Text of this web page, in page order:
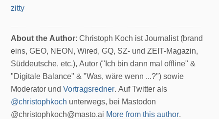
zitty
About the Author: Christoph Koch ist Journalist (brand
eins, GEO, NEON, Wired, GQ, SZ- und ZEIT-Magazin,
Süddeutsche, etc.), Autor ("Ich bin dann mal offline" &
"Digitale Balance" & "Was, wäre wenn ...?") sowie
Moderator undVortragsredner. Auf Twitter als
@christophkoch unterwegs, bei Mastodon
@christophkoch@masto.ai More from this author.